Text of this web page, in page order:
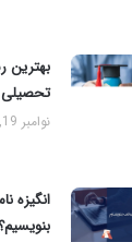
بهترین
تحصیلی
نوامبر 19, 2024
انگیزه
بنویسیم؟